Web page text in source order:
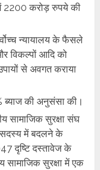
2200 करोड़ रुपये की
न्यायालय के फैसले
विकल्पों आदि को
से अवगत कराया
ब्याज की अनुसंसा की।
सामाजिक सुरक्षा संघ
में बदलने के
दृष्टि दस्तावेज के
सुरक्षा में एक